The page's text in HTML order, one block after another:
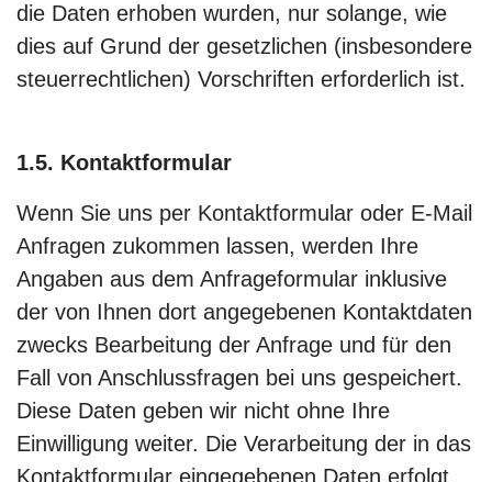
die Daten erhoben wurden, nur solange, wie
dies auf Grund der gesetzlichen (insbesondere
steuerrechtlichen) Vorschriften erforderlich ist.
1.5. Kontaktformular
Wenn Sie uns per Kontaktformular oder E-Mail
Anfragen zukommen lassen, werden Ihre
Angaben aus dem Anfrageformular inklusive
der von Ihnen dort angegebenen Kontaktdaten
zwecks Bearbeitung der Anfrage und für den
Fall von Anschlussfragen bei uns gespeichert.
Diese Daten geben wir nicht ohne Ihre
Einwilligung weiter. Die Verarbeitung der in das
Kontaktformular eingegebenen Daten erfolgt